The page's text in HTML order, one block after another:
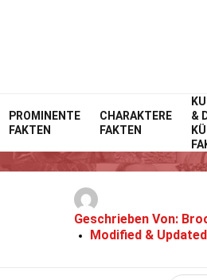
PROMINENTE
FAKTEN
CHARAKTERE
FAKTEN
&
40
Geschrieben Von:
Modified &